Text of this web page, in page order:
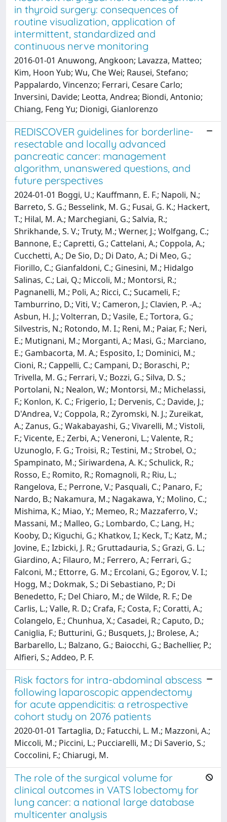
in thyroid surgery: consequences of
routine visualization, application of
intermittent, standardized and
continuous nerve monitoring
2016-01-01 Anuwong, Angkoon; Lavazza, Matteo;
Kim, Hoon Yub; Wu, Che Wei; Rausei, Stefano;
Pappalardo, Vincenzo; Ferrari, Cesare Carlo;
Inversini, Davide; Leotta, Andrea; Biondi, Antonio;
Chiang, Feng Yu; Dionigi, Gianlorenzo
REDISCOVER guidelines for borderline-
resectable and locally advanced
pancreatic cancer: management
algorithm, unanswered questions, and
future perspectives
2024-01-01 Boggi, U.; Kauffmann, E. F.; Napoli, N.;
Barreto, S. G.; Besselink, M. G.; Fusai, G. K.; Hackert,
T.; Hilal, M. A.; Marchegiani, G.; Salvia, R.;
Shrikhande, S. V.; Truty, M.; Werner, J.; Wolfgang, C.;
Bannone, E.; Capretti, G.; Cattelani, A.; Coppola, A.;
Cucchetti, A.; De Sio, D.; Di Dato, A.; Di Meo, G.;
Fiorillo, C.; Gianfaldoni, C.; Ginesini, M.; Hidalgo
Salinas, C.; Lai, Q.; Miccoli, M.; Montorsi, R.;
Pagnanelli, M.; Poli, A.; Ricci, C.; Sucameli, F.;
Tamburrino, D.; Viti, V.; Cameron, J.; Clavien, P. -A.;
Asbun, H. J.; Volterran, D.; Vasile, E.; Tortora, G.;
Silvestris, N.; Rotondo, M. I.; Reni, M.; Paiar, F.; Neri,
E.; Mutignani, M.; Morganti, A.; Masi, G.; Marciano,
E.; Gambacorta, M. A.; Esposito, I.; Dominici, M.;
Cioni, R.; Cappelli, C.; Campani, D.; Boraschi, P.;
Trivella, M. G.; Ferrari, V.; Bozzi, G.; Silva, D. S.;
Portolani, N.; Nealon, W.; Montorsi, M.; Michelassi,
F.; Konlon, K. C.; Frigerio, I.; Dervenis, C.; Davide, J.;
D'Andrea, V.; Coppola, R.; Zyromski, N. J.; Zureikat,
A.; Zanus, G.; Wakabayashi, G.; Vivarelli, M.; Vistoli,
F.; Vicente, E.; Zerbi, A.; Veneroni, L.; Valente, R.;
Uzunoglo, F. G.; Troisi, R.; Testini, M.; Strobel, O.;
Spampinato, M.; Siriwardena, A. K.; Schulick, R.;
Rosso, E.; Romito, R.; Romagnoli, R.; Riu, L.;
Rangelova, E.; Perrone, V.; Pasquali, C.; Panaro, F.;
Nardo, B.; Nakamura, M.; Nagakawa, Y.; Molino, C.;
Mishima, K.; Miao, Y.; Memeo, R.; Mazzaferro, V.;
Massani, M.; Malleo, G.; Lombardo, C.; Lang, H.;
Kooby, D.; Kiguchi, G.; Khatkov, I.; Keck, T.; Katz, M.;
Jovine, E.; Izbicki, J. R.; Gruttadauria, S.; Grazi, G. L.;
Giardino, A.; Filauro, M.; Ferrero, A.; Ferrari, G.;
Falconi, M.; Ettorre, G. M.; Ercolani, G.; Egorov, V. I.;
Hogg, M.; Dokmak, S.; Di Sebastiano, P.; Di
Benedetto, F.; Del Chiaro, M.; de Wilde, R. F.; De
Carlis, L.; Valle, R. D.; Crafa, F.; Costa, F.; Coratti, A.;
Colangelo, E.; Chunhua, X.; Casadei, R.; Caputo, D.;
Caniglia, F.; Butturini, G.; Busquets, J.; Brolese, A.;
Barbarello, L.; Balzano, G.; Baiocchi, G.; Bachellier, P.;
Alfieri, S.; Addeo, P. F.
Risk factors for intra-abdominal abscess
following laparoscopic appendectomy
for acute appendicitis: a retrospective
cohort study on 2076 patients
2020-01-01 Tartaglia, D.; Fatucchi, L. M.; Mazzoni, A.;
Miccoli, M.; Piccini, L.; Pucciarelli, M.; Di Saverio, S.;
Coccolini, F.; Chiarugi, M.
The role of the surgical volume for
clinical outcomes in VATS lobectomy for
lung cancer: a national large database
multicenter analysis